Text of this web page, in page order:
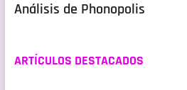
Análisis de Phonopolis
ARTÍCULOS DESTACADOS